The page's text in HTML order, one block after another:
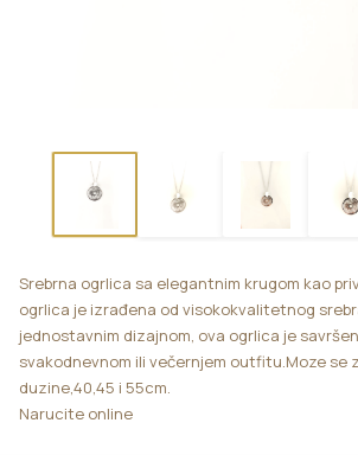
Srebrna ogrlica sa elegantnim krugom kao
ogrlica je izrađena od visokokvalitetnog
jednostavnim dizajnom, ova ogrlica je
svakodnevnom ili večernjem outfitu.Moze se
duzine,40,45 i 55cm.
Narucite online